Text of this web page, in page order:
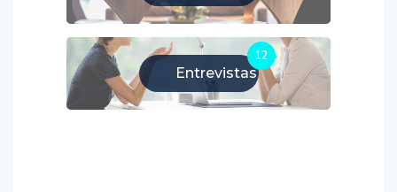
Entrevistas
12